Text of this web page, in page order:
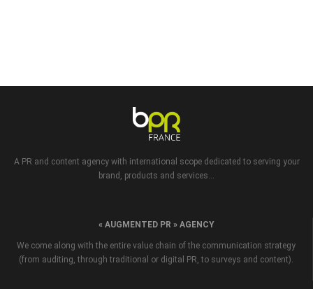
A PR and content agency with international scope dedicated to serving your
brand, products and services...
« AUGMENTED PR » AGENCY
We come along with the entire value chain of the communication strategy
(from auditing, through traditional or digital PR, to surveys and content).